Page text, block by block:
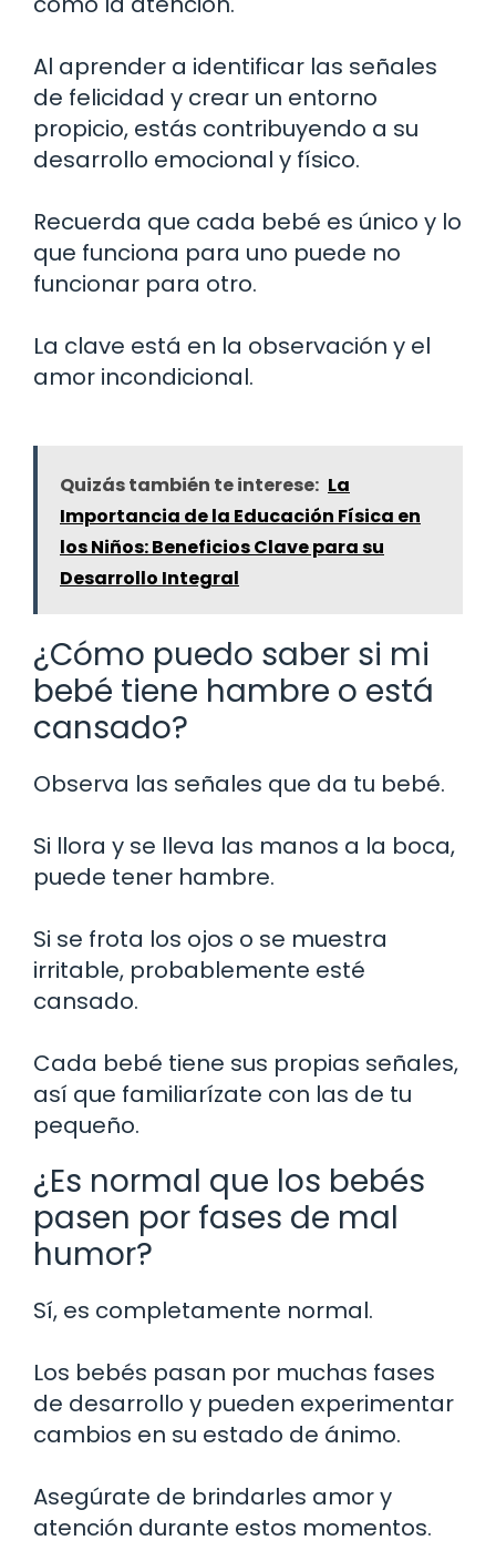
Al aprender a identificar las señales
de felicidad y crear un entorno
propicio, estás contribuyendo a su
desarrollo emocional y físico.
Recuerda que cada bebé es único y lo
que funciona para uno puede no
funcionar para otro.
La clave está en la observación y el
amor incondicional.
Quizás también te interese: La
Importancia de la Educación Física en
los Niños: Beneficios Clave para su
Desarrollo Integral
¿Cómo puedo saber si mi
bebé tiene hambre o está
cansado?
Observa las señales que da tu bebé.
Si llora y se lleva las manos a la boca,
puede tener hambre.
Si se frota los ojos o se muestra
irritable, probablemente esté
cansado.
Cada bebé tiene sus propias señales,
así que familiarízate con las de tu
pequeño.
¿Es normal que los bebés
pasen por fases de mal
humor?
Sí, es completamente normal.
Los bebés pasan por muchas fases
de desarrollo y pueden experimentar
cambios en su estado de ánimo.
Asegúrate de brindarles amor y
atención durante estos momentos.